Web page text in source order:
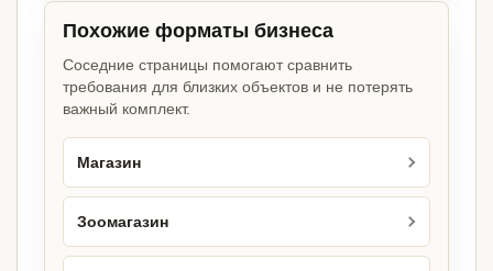
Похожие форматы бизнеса
Соседние страницы помогают сравнить
требования для близких объектов и не потерять
важный комплект.
Магазин
Зоомагазин